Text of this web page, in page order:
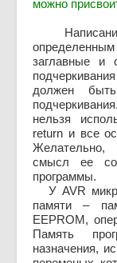
можно
Написание
заглавные и
должен
нельзя
return и все
Желательно,
смысл ее
программы.
У AVR
памяти –
EEPROM,
Память
назначения,